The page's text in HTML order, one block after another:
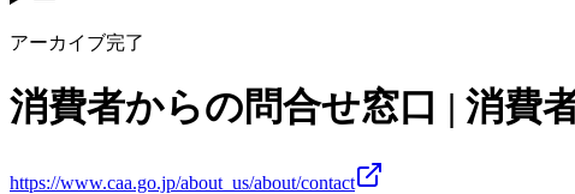
アーカイブ完了
消費者からの問合せ窓口 | 消費
https://www.caa.go.jp/about_us/about/contact